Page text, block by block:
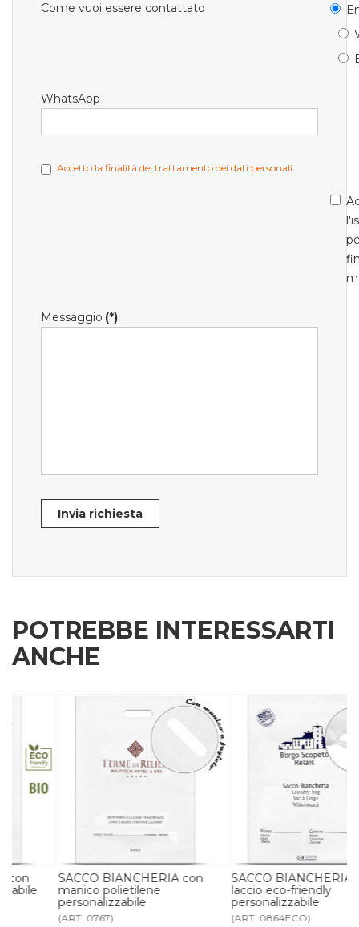
Come vuoi essere contattato
WhatsApp
Accetto la finalità del trattamento dei dati personali
Messaggio (*)
Invia richiesta
POTREBBE INTERESSARTI
ANCHE
SACCO BIANCHERIA con
manico polietilene
personalizzabile
(ART. 0767)
SACCO BIANCHERIA con
laccio eco-friendly
personalizzabile
(ART. 0864ECO)